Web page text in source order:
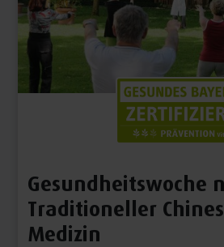
Gesundheitswoche
Traditioneller
Medizin